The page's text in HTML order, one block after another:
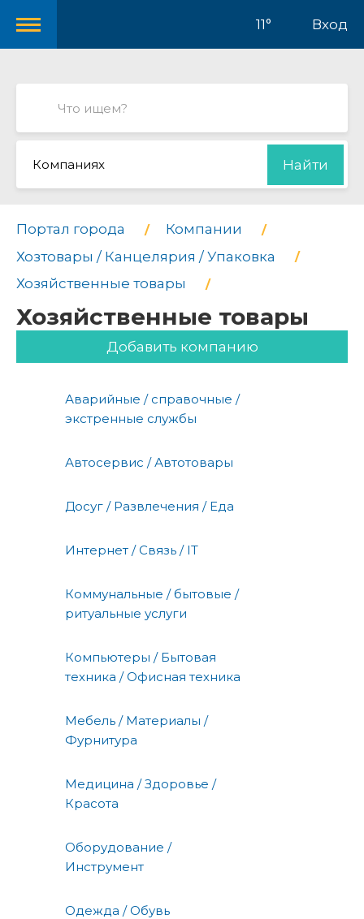
11° Вход
Компаниях Найти
Портал города
Компании
Хозтовары / Канцелярия / Упаковка
Хозяйственные товары
Хозяйственные товары
Добавить компанию
Аварийные / справочные /
экстренные службы
Автосервис / Автотовары
Досуг / Развлечения / Еда
Интернет / Связь / IT
Коммунальные / бытовые /
ритуальные услуги
Компьютеры / Бытовая
техника / Офисная техника
Мебель / Материалы /
Фурнитура
Медицина / Здоровье /
Красота
Оборудование /
Инструмент
Одежда / Обувь